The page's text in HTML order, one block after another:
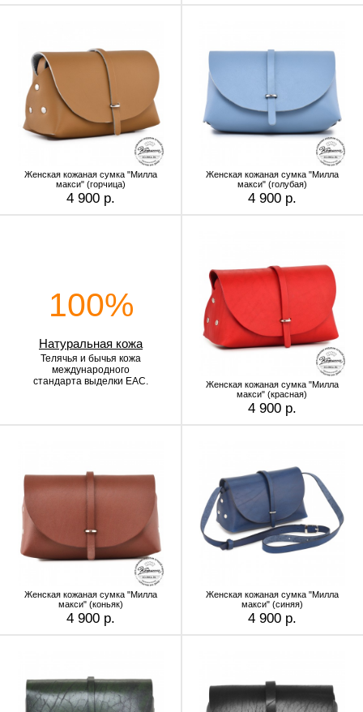
Женская кожаная сумка "Милла
макси" (горчица)
4 900 р.
Женская кожаная сумка "Милла
макси" (голубая)
4 900 р.
100%
Натуральная кожа
Телячья и бычья кожа
международного
стандарта выделки EAC.
Женская кожаная сумка "Милла
макси" (красная)
4 900 р.
Женская кожаная сумка "Милла
макси" (коньяк)
4 900 р.
Женская кожаная сумка "Милла
макси" (синяя)
4 900 р.